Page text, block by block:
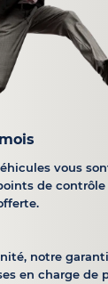
vous
de
notre
en charge de